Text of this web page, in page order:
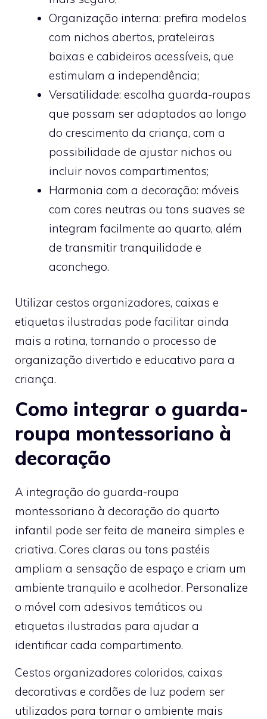
Organização interna: prefira modelos
com nichos abertos, prateleiras
baixas e cabideiros acessíveis, que
estimulam a independência;
Versatilidade: escolha guarda-roupas
que possam ser adaptados ao longo
do crescimento da criança, com a
possibilidade de ajustar nichos ou
incluir novos compartimentos;
Harmonia com a decoração: móveis
com cores neutras ou tons suaves se
integram facilmente ao quarto, além
de transmitir tranquilidade e
aconchego.
Utilizar cestos organizadores, caixas e
etiquetas ilustradas pode facilitar ainda
mais a rotina, tornando o processo de
organização divertido e educativo para a
criança.
Como integrar o guarda-
roupa montessoriano à
decoração
A integração do guarda-roupa
montessoriano à decoração do quarto
infantil pode ser feita de maneira simples e
criativa. Cores claras ou tons pastéis
ampliam a sensação de espaço e criam um
ambiente tranquilo e acolhedor. Personalize
o móvel com adesivos temáticos ou
etiquetas ilustradas para ajudar a
identificar cada compartimento.
Cestos organizadores coloridos, caixas
decorativas e cordões de luz podem ser
utilizados para tornar o ambiente mais